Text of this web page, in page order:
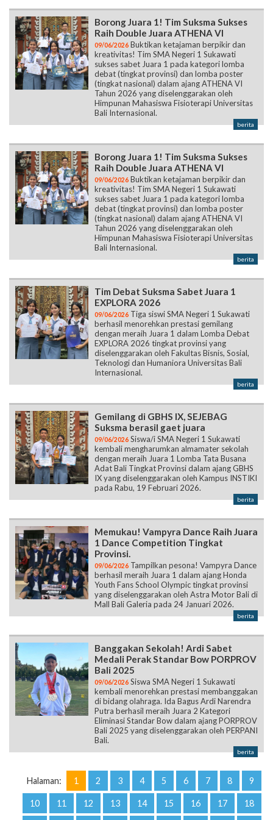
Borong Juara 1! Tim Suksma Sukses
Raih Double Juara ATHENA VI
09/06/2026 Buktikan ketajaman berpikir dan
kreativitas! Tim SMA Negeri 1 Sukawati
sukses sabet Juara 1 pada kategori lomba
debat (tingkat provinsi) dan lomba poster
(tingkat nasional) dalam ajang ATHENA VI
Tahun 2026 yang diselenggarakan oleh
Himpunan Mahasiswa Fisioterapi Universitas
Bali Internasional.
berita
Borong Juara 1! Tim Suksma Sukses
Raih Double Juara ATHENA VI
09/06/2026 Buktikan ketajaman berpikir dan
kreativitas! Tim SMA Negeri 1 Sukawati
sukses sabet Juara 1 pada kategori lomba
debat (tingkat provinsi) dan lomba poster
(tingkat nasional) dalam ajang ATHENA VI
Tahun 2026 yang diselenggarakan oleh
Himpunan Mahasiswa Fisioterapi Universitas
Bali Internasional.
berita
Tim Debat Suksma Sabet Juara 1
EXPLORA 2026
09/06/2026 Tiga siswi SMA Negeri 1 Sukawati
berhasil menorehkan prestasi gemilang
dengan meraih Juara 1 dalam Lomba Debat
EXPLORA 2026 tingkat provinsi yang
diselenggarakan oleh Fakultas Bisnis, Sosial,
Teknologi dan Humaniora Universitas Bali
Internasional.
berita
Gemilang di GBHS IX, SEJEBAG
Suksma berasil gaet juara
09/06/2026 Siswa/i SMA Negeri 1 Sukawati
kembali mengharumkan almamater sekolah
dengan meraih Juara 1 Lomba Tata Busana
Adat Bali Tingkat Provinsi dalam ajang GBHS
IX yang diselenggarakan oleh Kampus INSTIKI
pada Rabu, 19 Februari 2026.
berita
Memukau! Vampyra Dance Raih Juara
1 Dance Competition Tingkat
Provinsi.
09/06/2026 Tampilkan pesona! Vampyra Dance
berhasil meraih Juara 1 dalam ajang Honda
Youth Fans School Olympic tingkat provinsi
yang diselenggarakan oleh Astra Motor Bali di
Mall Bali Galeria pada 24 Januari 2026.
berita
Banggakan Sekolah! Ardi Sabet
Medali Perak Standar Bow PORPROV
Bali 2025
09/06/2026 Siswa SMA Negeri 1 Sukawati
kembali menorehkan prestasi membanggakan
di bidang olahraga. Ida Bagus Ardi Narendra
Putra berhasil meraih Juara 2 Kategori
Eliminasi Standar Bow dalam ajang PORPROV
Bali 2025 yang diselenggarakan oleh PERPANI
Bali.
berita
Halaman: 1 2 3 4 5 6 7 8 9
10 11 12 13 14 15 16 17 18